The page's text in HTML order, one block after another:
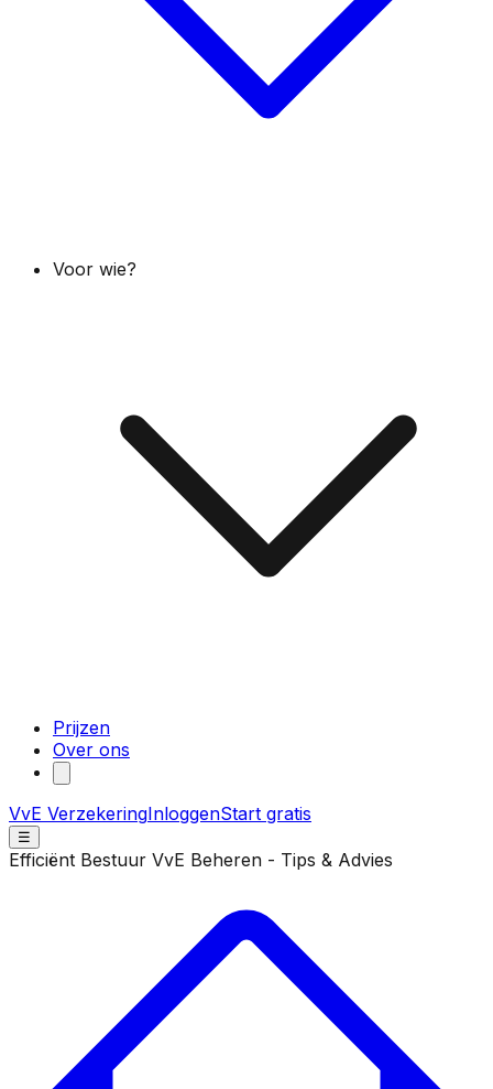
Voor wie?
Prijzen
Over ons
VvE VerzekeringInloggenStart gratis
☰
Efficiënt Bestuur VvE Beheren - Tips & Advies